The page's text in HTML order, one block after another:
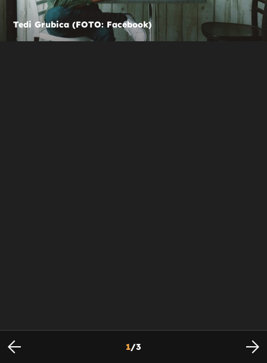
Tedi Grubica (FOTO: Facebook)
1/3